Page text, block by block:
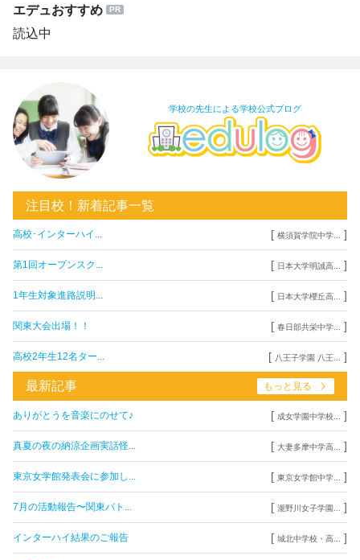
エデュおすすめ
読込中
学校の先生による学校公式ブログ
注目校！新着記事一覧
高校･インターハイ... [ 横須賀学院中学... ]
第1回オープンスク... [ 日本大学明誠高... ]
1年生対象進路説明... [ 日本大学櫻丘高... ]
関東大会出場！！ [ 春日部共栄中学... ]
高校2年生12名ター... [ 八王子学園 八王... ]
最新記事 もっと見る
ありがとうを音楽にのせて♪ [ 成女学園中学校... ]
真夏の夜の納涼企画実話怪... [ 大妻多摩中学高... ]
東京女学館発表会に参加し... [ 東京女学館中学... ]
7月の活動報告〜関東バト... [ 瀧野川女子学園... ]
インターハイ結果のご報告 [ 城北中学校・高... ]